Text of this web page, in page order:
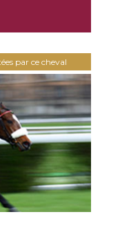
par ce cheval